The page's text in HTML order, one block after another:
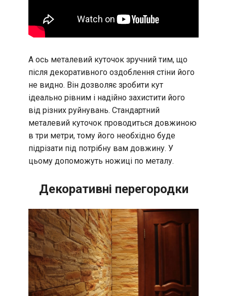
А ось металевий куточок зручний тим, що
після декоративного оздоблення стіни його
не видно. Він дозволяє зробити кут
ідеально рівним і надійно захистити його
від різних руйнувань. Стандартний
металевий куточок проводиться довжиною
в три метри, тому його необхідно буде
підрізати під потрібну вам довжину. У
цьому допоможуть ножиці по металу.
Декоративні перегородки